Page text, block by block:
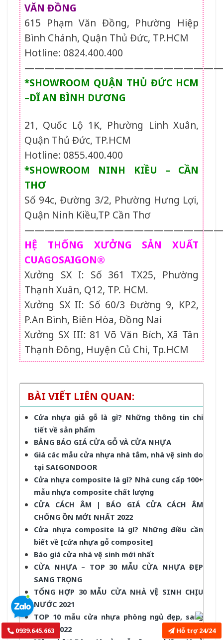
VĂN ĐỒNG
615 Phạm Văn Đồng, Phường Hiệp
Bình Chánh, Quận Thủ Đức, TP.HCM
Hotline: 0824.400.400
————————————————————
*SHOWROOM QUẬN THỦ ĐỨC HCM
–DĨ AN BÌNH DƯƠNG
21, Quốc Lộ 1K, Phường Linh Xuân,
Quận Thủ Đức, TP.HCM
Hotline: 0855.400.400
*SHOWROOM NINH KIỀU – CẦN
THƠ
Số 94c, Đường 3/2, Phường Hưng Lợi,
Quận Ninh Kiều,TP Cần Thơ
————————————————————
HỆ THỐNG XƯỞNG SẢN XUẤT
CUAGOSAIGON®
Xưởng SX I: Số 361 TX25, Phường
Thạnh Xuân, Q12, TP. HCM.
Xưởng SX II: Số 60/3 Đường 9, KP2,
P.An Bình, Biên Hòa, Đồng Nai
Xưởng SX III: 81 Võ Văn Bích, Xã Tân
Thạnh Đông, Huyện Củ Chi, Tp.HCM
BÀI VIẾT LIÊN QUAN:
Cửa nhựa giả gỗ là gì? Những thông tin chi
tiết về sản phẩm
BẢNG BÁO GIÁ CỬA GỖ VÀ CỬA NHỰA
Giá các mẫu cửa nhựa nhà tắm, nhà vệ sinh do
tại SAIGONDOOR
Cửa nhựa composite là gì? Nhà cung cấp 100+
mẫu nhựa composite chất lượng
CỬA CÁCH ÂM | BÁO GIÁ CỬA CÁCH ÂM
CHỐNG ỒN MỚI NHẤT 2022
Cửa nhựa composite là gì? Những điều cần
biết về [cửa nhựa gỗ composite]
Báo giá cửa nhà vệ sinh mới nhất
CỬA NHỰA – TOP 30 MẪU CỬA NHỰA ĐẸP
SANG TRỌNG
TỔNG HỢP 30 MẪU CỬA NHÀ VỆ SINH CHỊU
NƯỚC 2021
TOP 10 mẫu cửa nhựa phòng ngủ đẹp, sang
trọng 2022
0939.645.663 Hỗ trợ 24/24